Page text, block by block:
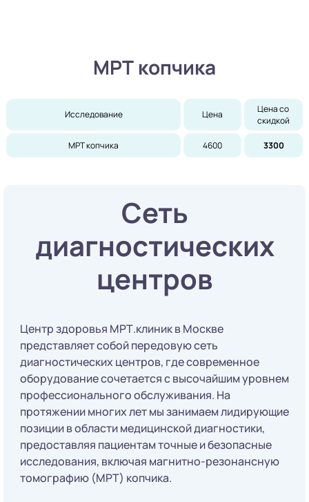
МРТ копчика
Исследование Цена
Цена со
скидкой
МРТ копчика 4600 3300
Сеть
диагностических
центров
Центр здоровья МРТ.клиник в Москве
представляет собой передовую сеть
диагностических центров, где современное
оборудование сочетается с высочайшим уровнем
профессионального обслуживания. На
протяжении многих лет мы занимаем лидирующие
позиции в области медицинской диагностики,
предоставляя пациентам точные и безопасные
исследования, включая магнитно-резонансную
томографию (МРТ) копчика.